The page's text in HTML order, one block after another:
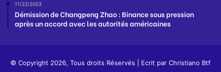
11/22/2023
Démission de Changpeng Zhao : Binance sous pression
après un accord avec les autorités américaines
© Copyright 2026, Tous droits Réservés | Ecrit par Christiano Btf